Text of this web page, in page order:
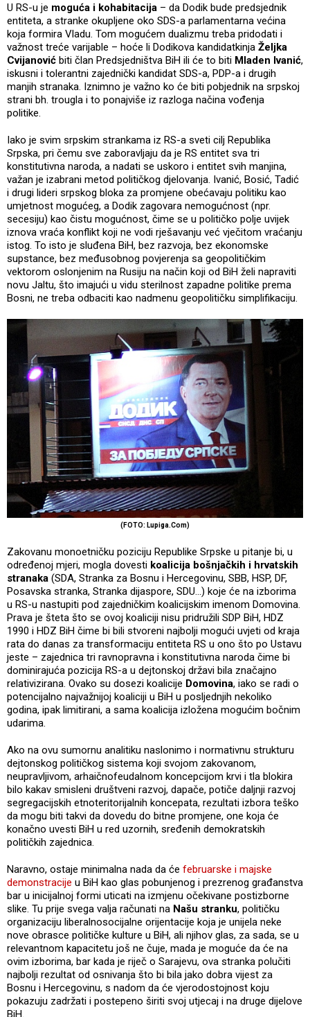
U RS-u je moguća i kohabitacija – da Dodik bude predsjednik
entiteta, a stranke okupljene oko SDS-a parlamentarna većina
koja formira Vladu. Tom mogućem dualizmu treba pridodati i
važnost treće varijable – hoće li Dodikova kandidatkinja Željka
Cvijanović biti član Predsjedništva BiH ili će to biti Mladen Ivanić,
iskusni i tolerantni zajednički kandidat SDS-a, PDP-a i drugih
manjih stranaka. Iznimno je važno ko će biti pobjednik na srpskoj
strani bh. trougla i to ponajviše iz razloga načina vođenja
politike.
Iako je svim srpskim strankama iz RS-a sveti cilj Republika
Srpska, pri čemu sve zaboravljaju da je RS entitet sva tri
konstitutivna naroda, a nadati se uskoro i entitet svih manjina,
važan je izabrani metod političkog djelovanja. Ivanić, Bosić, Tadić
i drugi lideri srpskog bloka za promjene obećavaju politiku kao
umjetnost mogućeg, a Dodik zagovara nemogućnost (npr.
secesiju) kao čistu mogućnost, čime se u političko polje uvijek
iznova vraća konflikt koji ne vodi rješavanju već vječitom vraćanju
istog. To isto je sluđena BiH, bez razvoja, bez ekonomske
supstance, bez međusobnog povjerenja sa geopolitičkim
vektorom oslonjenim na Rusiju na način koji od BiH želi napraviti
novu Jaltu, što imajući u vidu sterilnost zapadne politike prema
Bosni, ne treba odbaciti kao nadmenu geopolitičku simplifikaciju.
(FOTO: Lupiga.Com)
Zakovanu monoetničku poziciju Republike Srpske u pitanje bi, u
određenoj mjeri, mogla dovesti koalicija bošnjačkih i hrvatskih
stranaka (SDA, Stranka za Bosnu i Hercegovinu, SBB, HSP, DF,
Posavska stranka, Stranka dijaspore, SDU…) koje će na izborima
u RS-u nastupiti pod zajedničkim koalicijskim imenom Domovina.
Prava je šteta što se ovoj koaliciji nisu pridružili SDP BiH, HDZ
1990 i HDZ BiH čime bi bili stvoreni najbolji mogući uvjeti od kraja
rata do danas za transformaciju entiteta RS u ono što po Ustavu
jeste – zajednica tri ravnopravna i konstitutivna naroda čime bi
dominirajuća pozicija RS-a u dejtonskoj državi bila značajno
relativizirana. Ovako su dosezi koalicije Domovina, iako se radi o
potencijalno najvažnijoj koaliciji u BiH u posljednjih nekoliko
godina, ipak limitirani, a sama koalicija izložena mogućim bočnim
udarima.
Ako na ovu sumornu analitiku naslonimo i normativnu strukturu
dejtonskog političkog sistema koji svojom zakovanom,
neupravljivom, arhaičnofeudalnom koncepcijom krvi i tla blokira
bilo kakav smisleni društveni razvoj, dapače, potiče daljnji razvoj
segregacijskih etnoteritorijalnih koncepata, rezultati izbora teško
da mogu biti takvi da dovedu do bitne promjene, one koja će
konačno uvesti BiH u red uzornih, sređenih demokratskih
političkih zajednica.
Naravno, ostaje minimalna nada da će februarske i majske
demonstracije u BiH kao glas pobunjenog i prezrenog građanstva
bar u inicijalnoj formi uticati na izmjenu očekivane postizborne
slike. Tu prije svega valja računati na Našu stranku, političku
organizaciju liberalnosocijalne orijentacije koja je unijela neke
nove obrasce političke kulture u BiH, ali njihov glas, za sada, se u
relevantnom kapacitetu još ne čuje, mada je moguće da će na
ovim izborima, bar kada je riječ o Sarajevu, ova stranka polučiti
najbolji rezultat od osnivanja što bi bila jako dobra vijest za
Bosnu i Hercegovinu, s nadom da će vjerodostojnost koju
pokazuju zadržati i postepeno širiti svoj utjecaj i na druge dijelove
BiH.